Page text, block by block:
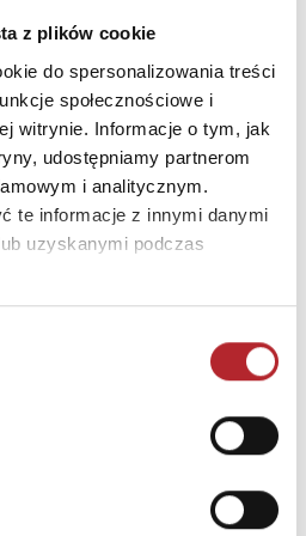
z plików cookie
do spersonalizowania treści
społecznościowe i
witrynie. Informacje o tym, jak
udostępniamy partnerom
i analitycznym.
te informacje z innymi danymi
uzyskanymi podczas
Puzzle 24 Moto Traktor CzuCzu
(brutto)